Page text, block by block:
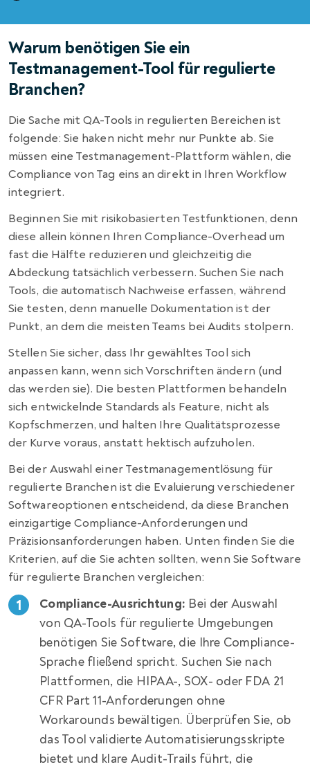
Warum benötigen Sie ein
Testmanagement-Tool für regulierte
Branchen?
Die Sache mit QA-Tools in regulierten Bereichen ist
folgende: Sie haken nicht mehr nur Punkte ab. Sie
müssen eine Testmanagement-Plattform wählen, die
Compliance von Tag eins an direkt in Ihren Workflow
integriert.
Beginnen Sie mit risikobasierten Testfunktionen, denn
diese allein können Ihren Compliance-Overhead um
fast die Hälfte reduzieren und gleichzeitig die
Abdeckung tatsächlich verbessern. Suchen Sie nach
Tools, die automatisch Nachweise erfassen, während
Sie testen, denn manuelle Dokumentation ist der
Punkt, an dem die meisten Teams bei Audits stolpern.
Stellen Sie sicher, dass Ihr gewähltes Tool sich
anpassen kann, wenn sich Vorschriften ändern (und
das werden sie). Die besten Plattformen behandeln
sich entwickelnde Standards als Feature, nicht als
Kopfschmerzen, und halten Ihre Qualitätsprozesse
der Kurve voraus, anstatt hektisch aufzuholen.
Bei der Auswahl einer Testmanagementlösung für
regulierte Branchen ist die Evaluierung verschiedener
Softwareoptionen entscheidend, da diese Branchen
einzigartige Compliance-Anforderungen und
Präzisionsanforderungen haben. Unten finden Sie die
Kriterien, auf die Sie achten sollten, wenn Sie Software
für regulierte Branchen vergleichen:
Compliance-Ausrichtung: Bei der Auswahl
von QA-Tools für regulierte Umgebungen
benötigen Sie Software, die Ihre Compliance-
Sprache fließend spricht. Suchen Sie nach
Plattformen, die HIPAA-, SOX- oder FDA 21
CFR Part 11-Anforderungen ohne
Workarounds bewältigen. Überprüfen Sie, ob
das Tool validierte Automatisierungsskripte
bietet und klare Audit-Trails führt, die